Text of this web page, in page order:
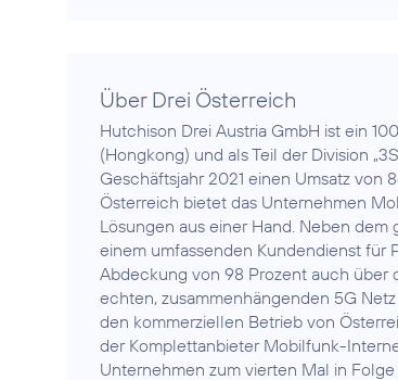
Über Drei Österreich
Hutchison Drei Austria GmbH ist ein
(Hongkong) und als Teil der Division
Geschäftsjahr 2021 einen Umsatz von
Österreich bietet das Unternehmen
Lösungen aus einer Hand. Neben
einem umfassenden Kundendienst
Abdeckung von 98 Prozent auch über
echten, zusammenhängenden 5G
den kommerziellen Betrieb von
der Komplettanbieter Mobilfunk-
Unternehmen zum vierten Mal in